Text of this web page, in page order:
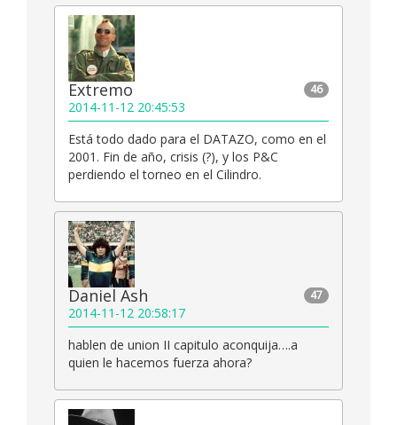
46
Extremo
2014-11-12 20:45:53
Está todo dado para el DATAZO, como en el
2001. Fin de año, crisis (?), y los P&C
perdiendo el torneo en el Cilindro.
47
Daniel Ash
2014-11-12 20:58:17
hablen de union II capitulo aconquija….a
quien le hacemos fuerza ahora?